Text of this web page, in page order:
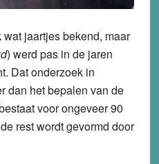
jaartjes bekend, maar
) werd pas in de jaren
Dat onderzoek in
dan het bepalen van de
voor ongeveer 90
rest wordt gevormd door